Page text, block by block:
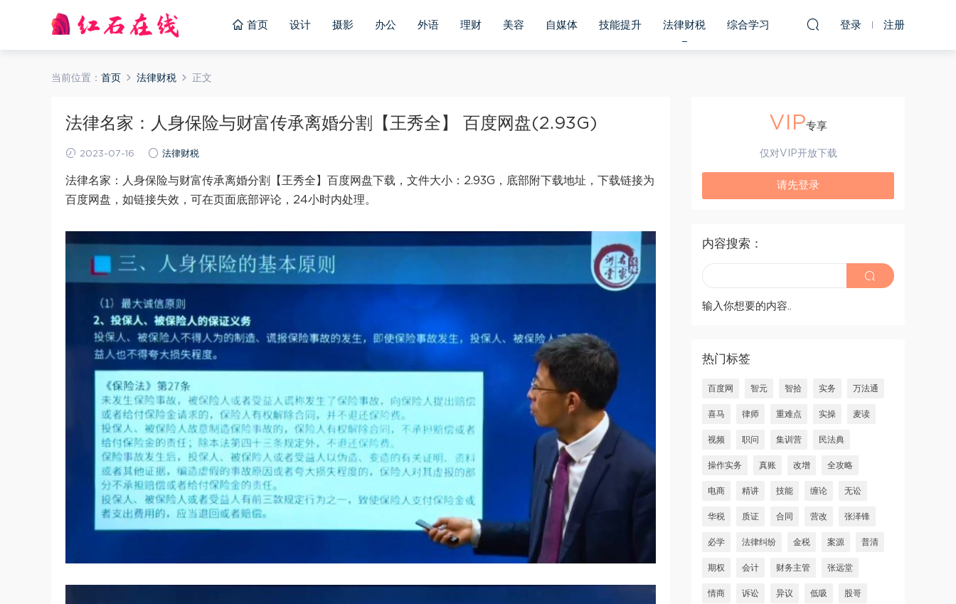
首页 设计 摄影 办公 外语 理财 美容 自媒体 技能提升 法律财税 综合学习 登录 注册
当前位置： 首页 法律财税 正文
法律名家：人身保险与财富传承离婚分割【王秀全】 百度网盘(2.93G)
2023-07-16 法律财税
法律名家：人身保险与财富传承离婚分割【王秀全】百度网盘下载，文件大小：2.93G，底部附下载地址，下载链接为
百度网盘，如链接失效，可在页面底部评论，24小时内处理。
VIP专享
仅对VIP开放下载
请先登录
内容搜索：
输入你想要的内容..
热门标签
百度网 智元 智拾 实务 万法通
喜马 律师 重难点 实操 麦读
视频 职问 集训营 民法典
操作实务 真账 改增 全攻略
电商 精讲 技能 缠论 无讼
华税 质证 合同 营改 张泽锋
必学 法律纠纷 金税 案源 普清
期权 会计 财务主管 张远堂
情商 诉讼 异议 低吸 股哥